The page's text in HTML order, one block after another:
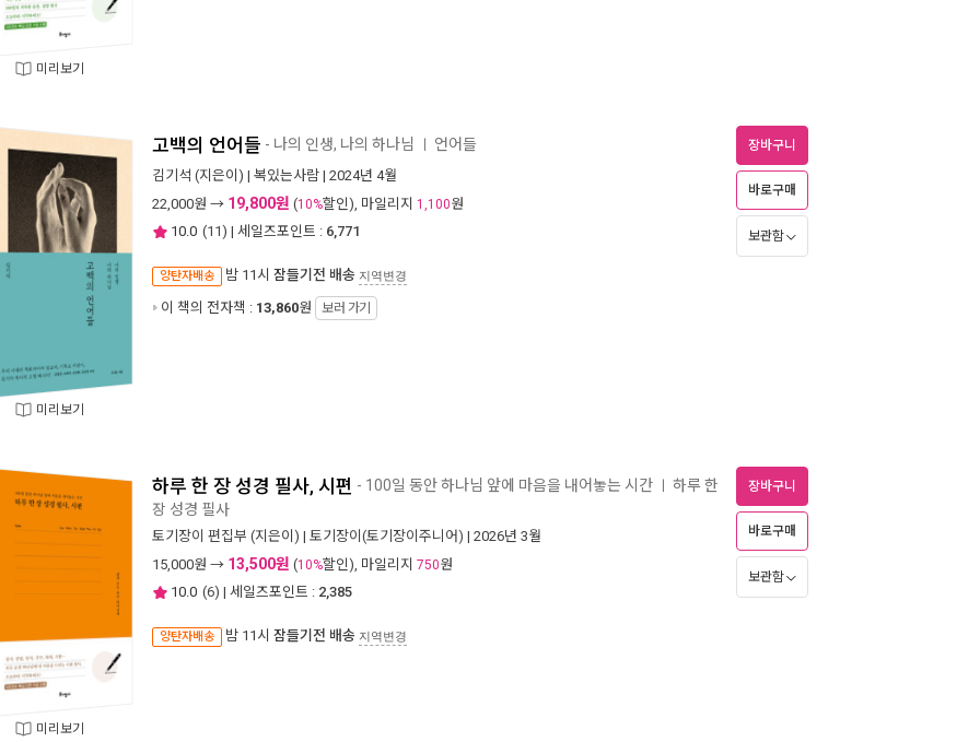
미리보기
미리보기
고백의 언어들 - 나의 인생, 나의 하나님 언어들
김기석 (지은이) | 복있는사람 | 2024년 4월
22,000원 → 19,800원 (10%할인), 마일리지 1,100원
10.0 (11) | 세일즈포인트 : 6,771
양탄자배송 밤 11시 잠들기전 배송 지역변경
이 책의 전자책 : 13,860원 보러 가기
장바구니
바로구매
보관함
미리보기
하루 한 장 성경 필사, 시편 - 100일 동안 하나님 앞에 마음을 내어놓는 시간 하루 한
장 성경 필사
토기장이 편집부 (지은이) | 토기장이(토기장이주니어) | 2026년 3월
15,000원 → 13,500원 (10%할인), 마일리지 750원
10.0 (6) | 세일즈포인트 : 2,385
양탄자배송 밤 11시 잠들기전 배송 지역변경
장바구니
바로구매
보관함